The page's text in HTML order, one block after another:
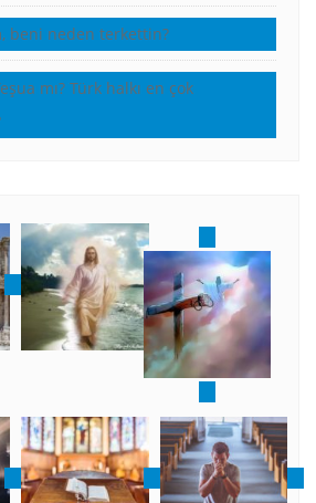
beni neden terkettin?
mı? Türk halkı en çok